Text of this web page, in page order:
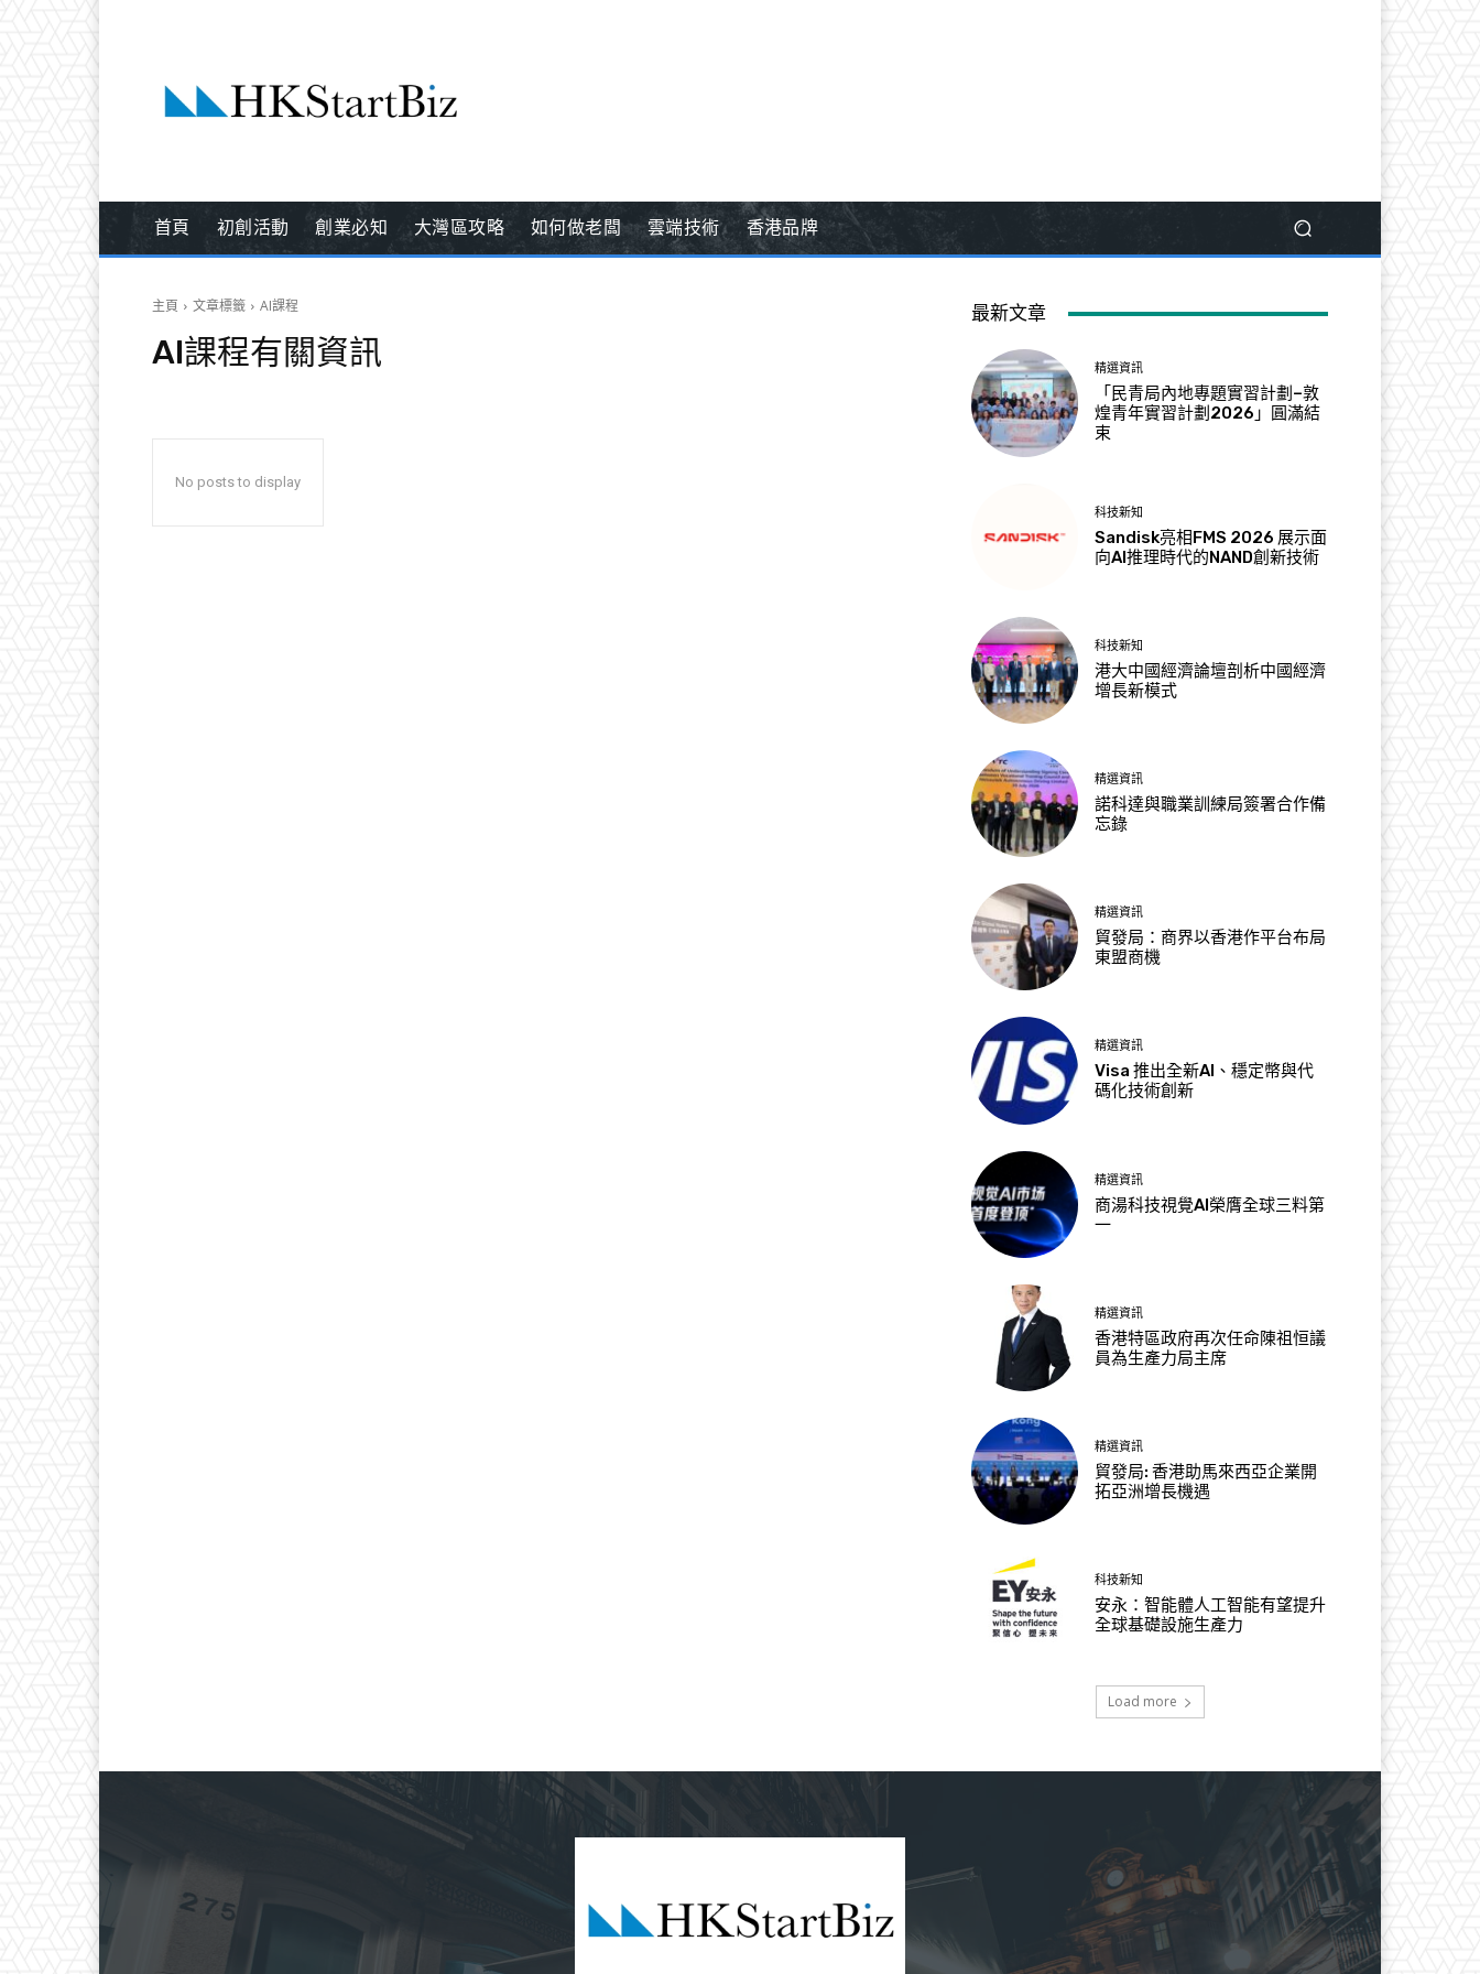
首頁 初創活動 創業必知 大灣區攻略 如何做老闆 雲端技術 香港品牌
主頁 文章標籤 AI課程
AI課程有關資訊
No posts to display
最新文章
精選資訊
「民青局內地專題實習計劃–敦
煌青年實習計劃2026」圓滿結
束
科技新知
Sandisk亮相FMS 2026 展示面
向AI推理時代的NAND創新技術
科技新知
港大中國經濟論壇剖析中國經濟
增長新模式
精選資訊
諾科達與職業訓練局簽署合作備
忘錄
精選資訊
貿發局：商界以香港作平台布局
東盟商機
精選資訊
Visa 推出全新AI、穩定幣與代
碼化技術創新
精選資訊
商湯科技視覺AI榮膺全球三料第
一
精選資訊
香港特區政府再次任命陳祖恒議
員為生產力局主席
精選資訊
貿發局: 香港助馬來西亞企業開
拓亞洲增長機遇
科技新知
安永：智能體人工智能有望提升
全球基礎設施生產力
Load more